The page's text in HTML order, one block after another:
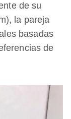
de su
la pareja
basadas
de